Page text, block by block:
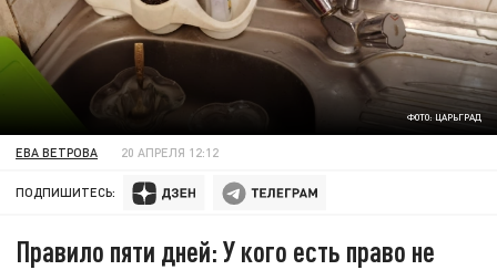
ФОТО: ЦАРЬГРАД
ЕВА ВЕТРОВА 20 АПРЕЛЯ 12:12
ПОДПИШИТЕСЬ:
Правило пяти дней: У кого есть право не